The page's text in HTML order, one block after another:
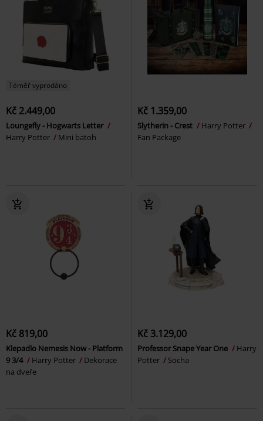
Téměř vyprodáno
Kč 2.449,00
Loungefly - Hogwarts Letter
Harry Potter
Mini batoh
Kč 1.359,00
Slytherin - Crest
Harry Potter
Fan Package
Kč 819,00
Klepadlo Nemesis Now - Platform
9 3/4
Harry Potter
Dekorace
na dveře
Kč 3.129,00
Professor Snape Year One
Harry
Potter
Socha